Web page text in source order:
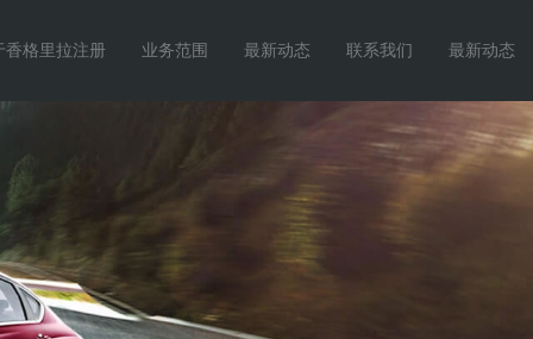
香格里拉注册 业务范围 最新动态 联系我们 最新动态